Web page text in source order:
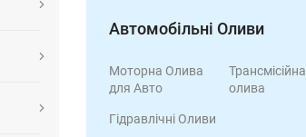
Автомобільні Оливи
Моторна Олива
для Авто
Трансмісійна
олива
Гідравлічні Оливи